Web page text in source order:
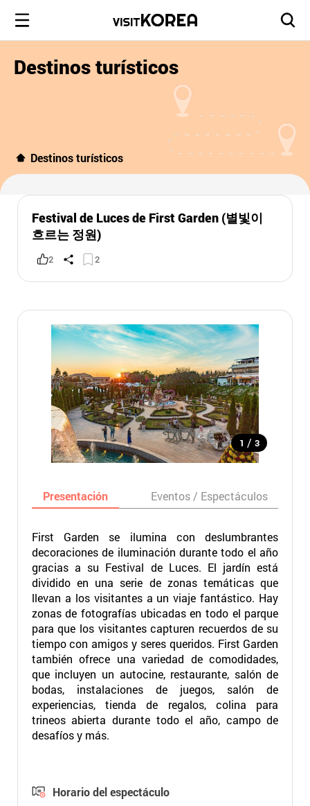
Destinos turísticos
Destinos turísticos
Festival de Luces de First Garden (별빛이
흐르는 정원)
2 2
1 / 3
Presentación Eventos / Espectáculos
First Garden se ilumina con deslumbrantes
decoraciones de iluminación durante todo el año
gracias a su Festival de Luces. El jardín está
dividido en una serie de zonas temáticas que
llevan a los visitantes a un viaje fantástico. Hay
zonas de fotografías ubicadas en todo el parque
para que los visitantes capturen recuerdos de su
tiempo con amigos y seres queridos. First Garden
también ofrece una variedad de comodidades,
que incluyen un autocine, restaurante, salón de
bodas, instalaciones de juegos, salón de
experiencias, tienda de regalos, colina para
trineos abierta durante todo el año, campo de
desafíos y más.
Horario del espectáculo